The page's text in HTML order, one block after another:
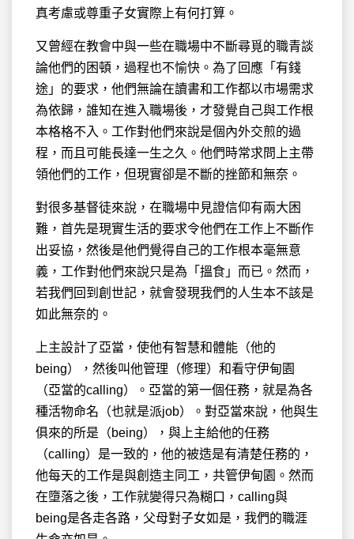
真考慮或尊重子女實際上有何打算。
又曾經在教會中與一些在職場中不斷尋覓的職青談
論他們的困頓，過程也不愉快。為了回應「有錢
途」的要求，他們無論在讀書和工作都以市場需求
為依歸，誰知在進入職場後，才發覺自己與工作根
本格格不入。工作對他們來說是個內外交煎的過
程，而且可能長達一生之久。他們時常求問上主帶
領他們的工作，但現實卻是不斷的挫節和無奈。
對很多基督徒來說，在職場中見證信仰有兩大困
難，首先是現實生活的要求令他們在工作上不斷作
出妥協，然後是他們覺得自己的工作根本毫無意
義，工作對他們來說只是為「搵食」而已。然而，
若我們回到創世記，就會發現我們的人生本不該是
如此無奈的。
上主設計了亞當，使他有智慧和體能（他的
being），然後叫他管理（修理）和看守伊甸園
（亞當的calling）。亞當的第一個任務，就是為各
種活物命名（也就是派job）。對亞當來說，他與生
俱來的所是（being），與上主給他的任務
（calling）是一致的，他的被造是有清楚任務的，
他每天的工作是與創造主同工，共管伊甸園。然而
在墮落之後，工作就變得只為糊口，calling與
being是各走各路，父母對子女如是，我們的職涯